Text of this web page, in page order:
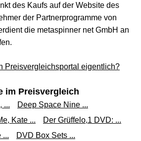
des Kaufs auf der Website des
der Partnerprogramme von
die metaspinner net GmbH an
Preisvergleichsportal eigentlich?
im Preisvergleich
...
Deep Space Nine ...
Kate ...
Der Grüffelo,1 DVD: ...
...
DVD Box Sets ...